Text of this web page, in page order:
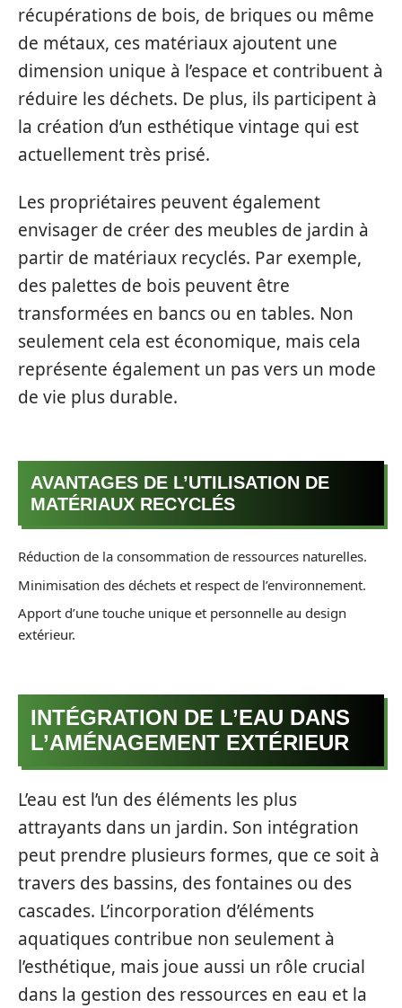
récupérations de bois, de briques ou même
de métaux, ces matériaux ajoutent une
dimension unique à l’espace et contribuent à
réduire les déchets. De plus, ils participent à
la création d’un esthétique vintage qui est
actuellement très prisé.
Les propriétaires peuvent également
envisager de créer des meubles de jardin à
partir de matériaux recyclés. Par exemple,
des palettes de bois peuvent être
transformées en bancs ou en tables. Non
seulement cela est économique, mais cela
représente également un pas vers un mode
de vie plus durable.
AVANTAGES DE L’UTILISATION DE
MATÉRIAUX RECYCLÉS
Réduction de la consommation de ressources naturelles.
Minimisation des déchets et respect de l’environnement.
Apport d’une touche unique et personnelle au design
extérieur.
INTÉGRATION DE L’EAU DANS
L’AMÉNAGEMENT EXTÉRIEUR
L’eau est l’un des éléments les plus
attrayants dans un jardin. Son intégration
peut prendre plusieurs formes, que ce soit à
travers des bassins, des fontaines ou des
cascades. L’incorporation d’éléments
aquatiques contribue non seulement à
l’esthétique, mais joue aussi un rôle crucial
dans la gestion des ressources en eau et la